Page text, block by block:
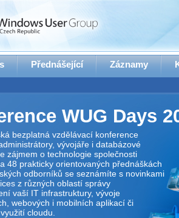
Přednášející Záznamy
WUG Days
bezplatná vzdělávací konference
vývojáře i databázové
zájmem o technologie společnosti
48 prakticky orientovaných přednáškách
odborníků se seznámíte s novinkami
z různých oblastí správy
vaší IT infrastruktury, vývoje
webových i mobilních aplikací či
cloudu.